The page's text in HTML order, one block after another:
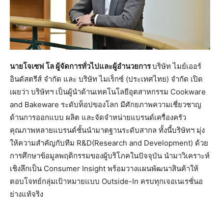
นายโจเซฟ โล ผู้จัดการทั่วไปและผู้อำนวยการบริษัท ไมย์เออร์
อินดัสตรีส์ จำกัด และ บริษัท ไมเร็กซ์ (ประเทศไทย) จำกัด เปิด
เผยว่า บริษัทฯ เป็นผู้นำด้านเทคโนโลยีอุตสาหกรรม Cookware
and Bakeware ระดับท็อปของโลก มีศักยภาพความเชี่ยวชาญ
ด้านการออกแบบ ผลิต และจัดจำหน่ายแบรนด์เครื่องครัว
คุณภาพหลายแบรนด์ชั้นนำมาตฐานระดับสากล ทั้งนี้บริษัทฯ มุ่ง
ให้ความสำคัญกับทีม R&D(Research and Development) ด้วย
การศึกษาข้อมูลพฤติกรรมของผู้บริโภคในปัจจุบัน นำมาวิเคราะห์
เชิงลึกเป็น Consumer Insight พร้อมวางแผนพัฒนาสินค้าให้
ตอบโจทย์กลุ่มเป้าหมายแบบ Outside-In ครบทุกเจอเนเรชั่นอ
ย่างแท้จริง